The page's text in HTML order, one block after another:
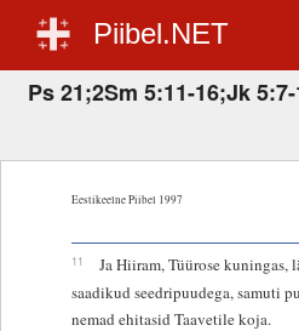
Piibel.NET
Ps 21;2Sm 5:11-16;Jk
Eestikeelne Piibel 1997
11
Ja Hiiram, Tüürose kuningas,
saadikud seedripuudega, samuti
nemad ehitasid Taavetile koja.